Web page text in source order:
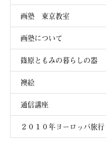
画塾 東京教室
画塾について
篠原ともみの暮らしの器
襖絵
通信講座
２０１０年ヨーロッパ旅行